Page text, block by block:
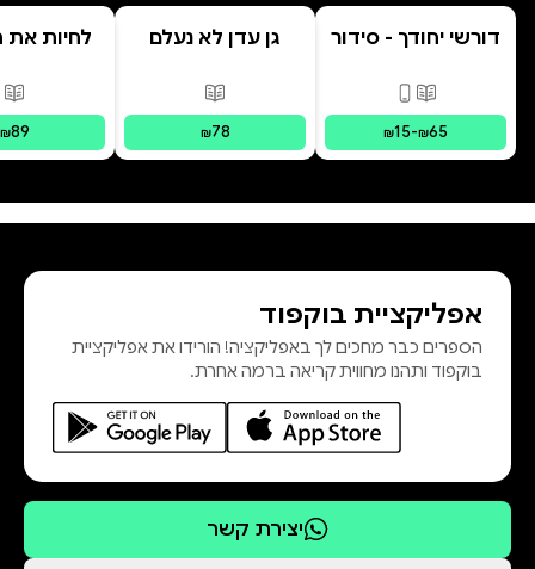
דורשי יחודך - סידור
פורמטים זמינים
מודפס, דיגיטלי
₪15-₪65
גן עדן לא נעלם
פורמטים זמינים מודפס
₪78
לחיות את
₪89
אפליקציית בוקפוד
הספרים כבר מחכים לך באפליקציה! הורידו את אפליקציית
בוקפוד ותהנו מחווית קריאה ברמה אחרת.
יצירת קשר